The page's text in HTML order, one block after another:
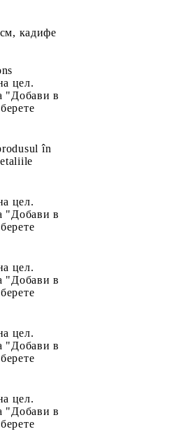
кадифе
цел.
"Добави в
în
цел.
"Добави в
цел.
"Добави в
цел.
"Добави в
цел.
"Добави в